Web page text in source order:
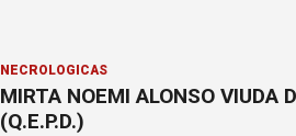
NECROLÓGICAS
MIRTA NOEMI ALONSO VIUDA
(Q.E.P.D.)